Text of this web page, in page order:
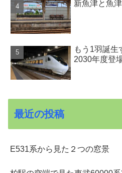
新魚津と魚
もう1羽誕生
2030年度登
最近の投稿
E531系から見た２つの窓景